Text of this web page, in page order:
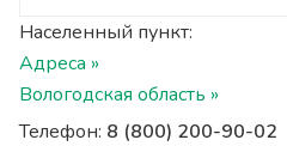
Населенный пункт:
Адреса »
Вологодская область »
Телефон: 8 (800) 200-90-02